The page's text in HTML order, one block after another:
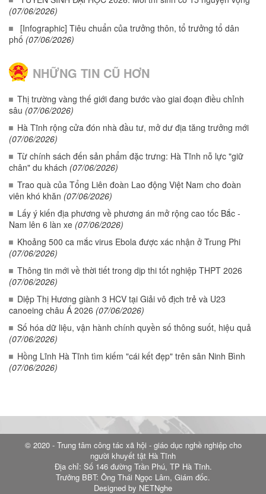
(07/06/2026)
[Infographic] Tiêu chuẩn của trưởng thôn, tổ trưởng tổ dân
phố (07/06/2026)
NHỮNG TIN CŨ HƠN
Thị trường vàng thế giới đang bước vào giai đoạn điều chỉnh
sâu (07/06/2026)
Hà Tĩnh rộng cửa đón nhà đầu tư, mở dư địa tăng trưởng mới
(07/06/2026)
Từ chính sách đến sản phẩm đặc trưng: Hà Tĩnh nỗ lực "giữ
chân" du khách (07/06/2026)
Trao quà của Tổng Liên đoàn Lao động Việt Nam cho đoàn
viên khó khăn (07/06/2026)
Lấy ý kiến địa phương về phương án mở rộng cao tốc Bắc -
Nam lên 6 làn xe (07/06/2026)
Khoảng 500 ca mắc virus Ebola được xác nhận ở Trung Phi
(07/06/2026)
Thông tin mới về thời tiết trong dịp thi tốt nghiệp THPT 2026
(07/06/2026)
Diệp Thị Hương giành 3 HCV tại Giải vô địch trẻ và U23
canoeing châu Á 2026 (07/06/2026)
Số hóa dữ liệu, vận hành chính quyền số thông suốt, hiệu quả
(07/06/2026)
Hồng Lĩnh Hà Tĩnh tìm kiếm "cái kết đẹp" trên sân Ninh Bình
(07/06/2026)
© 2020 - Trung tâm công tác xã hội - giáo dục nghề nghiệp cho
người khuyết tật Hà Tĩnh
Địa chỉ: Số 146 đường Trần Phú, TP Hà Tĩnh.
Trưởng BBT: Ông Thái Ngọc Lâm, Giám đốc.
Designed by NETNghe